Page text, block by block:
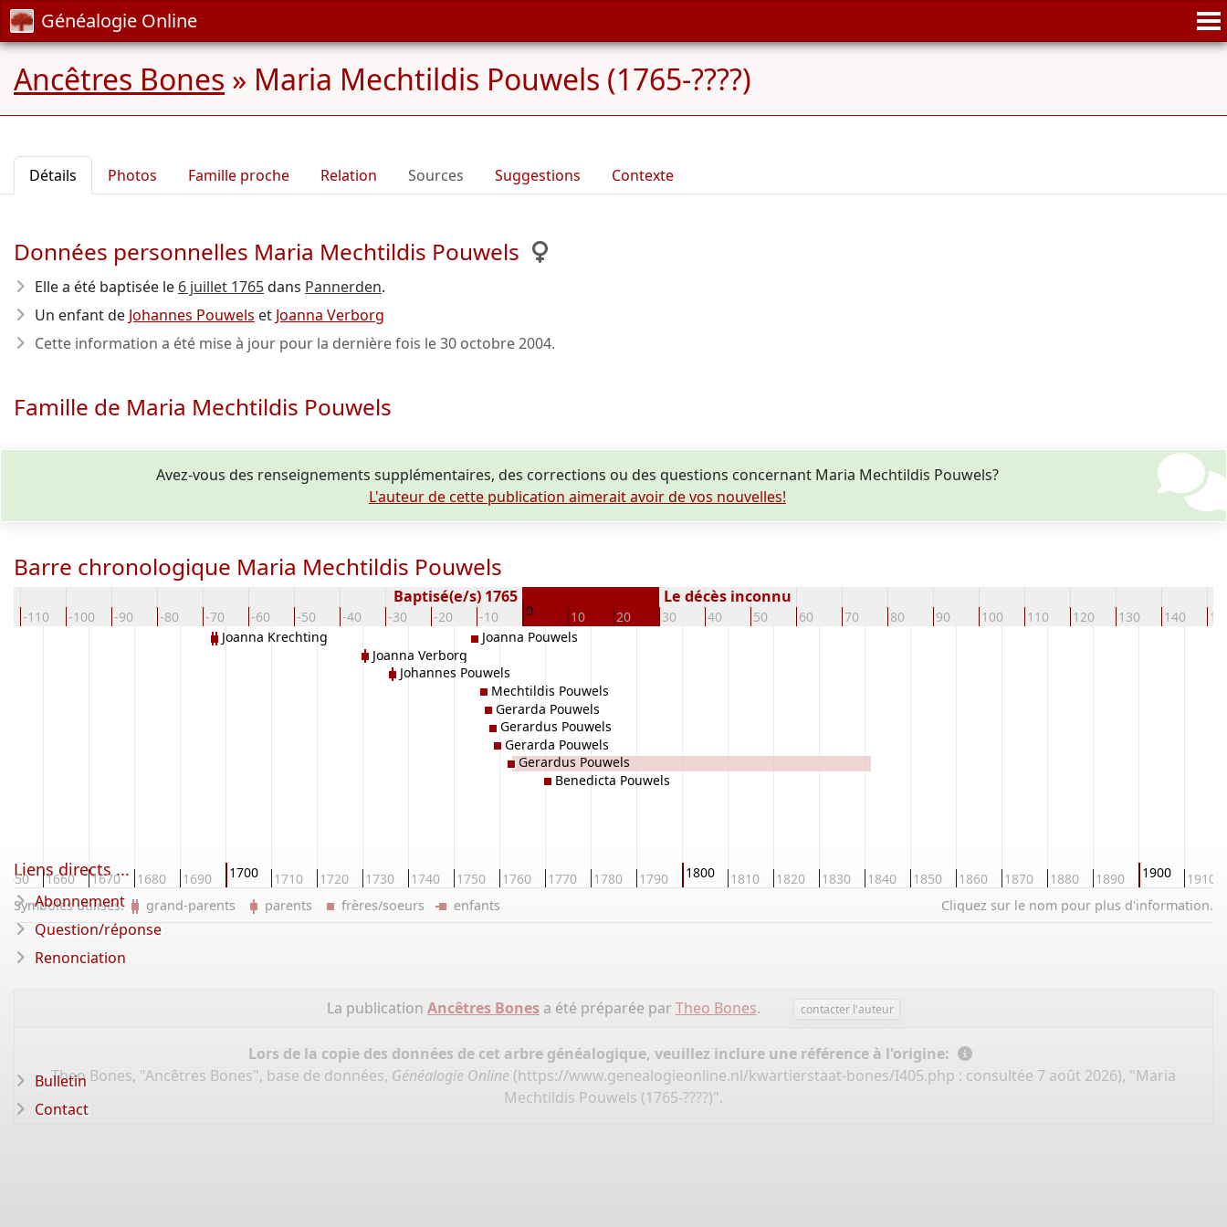
Généalogie Online
Ancêtres Bones » Maria Mechtildis Pouwels (1765-????)
Détails Photos Famille proche Relation Sources Suggestions Contexte
Données personnelles Maria Mechtildis Pouwels
Elle a été baptisée le 6 juillet 1765dans Pannerden.
Un enfant de Johannes Pouwels et Joanna Verborg
Cette information a été mise à jour pour la dernière fois le30 octobre 2004.
Famille de Maria Mechtildis Pouwels
Avez-vous des renseignements supplémentaires, des corrections ou des questions concernant Maria Mechtildis Pouwels?
L'auteur de cette publication aimerait avoir de vos nouvelles!
Barre chronologique Maria Mechtildis Pouwels
-110 -100 -90 -80 -70 -60 -50 -40 -30 -20 -10 0 10 20 30 40 50 60 70 80 90 100 110 120 130 140
Baptisé(e/s) 1765 Le décès inconnu
1650 1660 1670 1680 1690 1700 1710 1720 1730 1740 1750 1760 1770 1780 1790 1800 1810 1820 1830 1840 1850 1860 1870 1880 1890 1900 1910
Joanna Krechting
Joanna Verborg
Johannes Pouwels
Joanna Pouwels
Mechtildis Pouwels
Gerarda Pouwels
Gerardus Pouwels
Gerarda Pouwels
Gerardus Pouwels
Benedicta Pouwels
Cliquez sur le nom pour plus d'information.
Symboles utilisés: grand-parents parents frères/soeurs enfants
La publication Ancêtres Bonesa été préparée par Theo Bones. contacter l'auteur
Lors de la copie des données de cet arbre généalogique, veuillez inclure une référence à l'origine:
Theo Bones, "Ancêtres Bones", base de données, Généalogie Online (https://www.genealogieonline.nl/kwartierstaat-bones/I405.php : consultée 7 août 2026), "Maria
Mechtildis Pouwels (1765-????)".
Liens directs ...
Abonnement
Question/réponse
Renonciation
Bulletin
Contact